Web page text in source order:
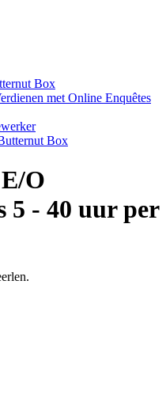
Box
met Online Enquêtes
Box
O
5 - 40 uur per